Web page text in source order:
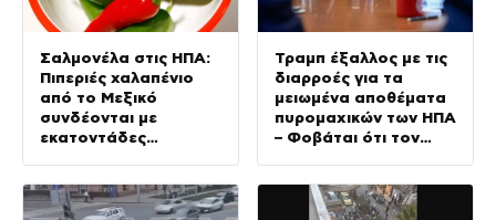
Σαλμονέλα στις ΗΠΑ:
Πιπεριές χαλαπένιο
από το Μεξικό
συνδέονται με
εκατοντάδες
Τραμπ έξαλλος με τις
διαρροές για τα
μειωμένα αποθέματα
πυρομαχικών των ΗΠΑ
– Φοβάται ότι τον